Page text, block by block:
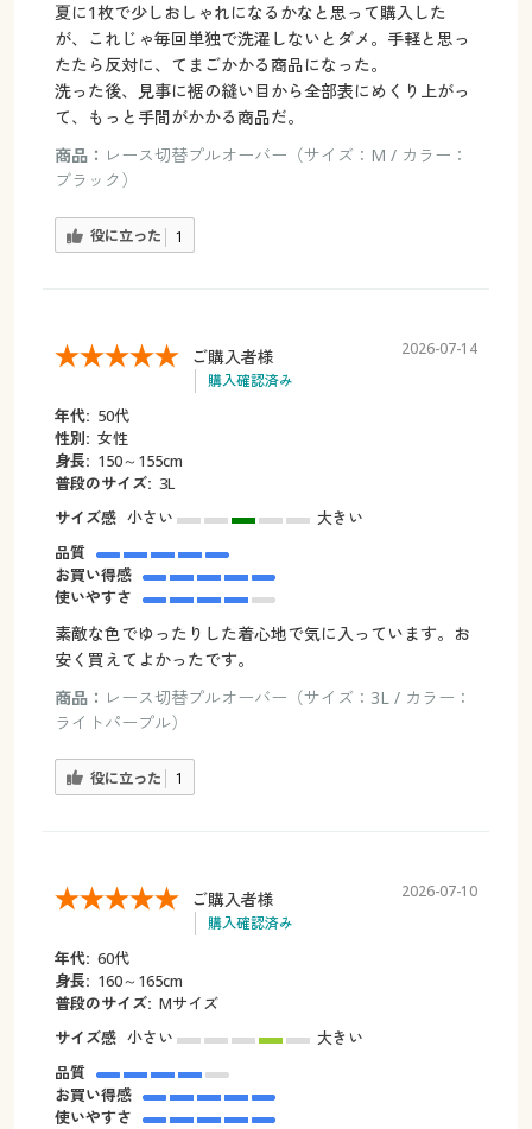
夏に1枚で少しおしゃれになるかなと思って購入した
が、これじゃ毎回単独で洗濯しないとダメ。手軽と思っ
たたら反対に、てまごかかる商品になった。
洗った後、見事に裾の縫い目から全部表にめくり上がっ
て、もっと手間がかかる商品だ。
商品： レース切替プルオーバー（サイズ：M / カラー：
ブラック）
役に立った 1
ご購入者様
購入確認済み
2026-07-14
年代: 50代
性別: 女性
身長: 150～155cm
普段のサイズ: 3L
サイズ感 小さい
大きい
品質
お買い得感
使いやすさ
素敵な色でゆったりした着心地で気に入っています。お
安く買えてよかったです。
商品： レース切替プルオーバー（サイズ：3L / カラー：
ライトパープル）
役に立った 1
ご購入者様
購入確認済み
2026-07-10
年代: 60代
身長: 160～165cm
普段のサイズ: Mサイズ
サイズ感 小さい
大きい
品質
お買い得感
使いやすさ